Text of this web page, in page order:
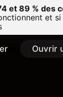
et 89 % des
et
Ouvrir